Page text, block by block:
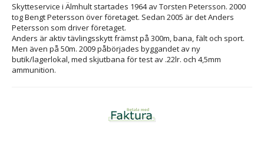
Skytteservice i Älmhult startades 1964 av Torsten Petersson. 2000
tog Bengt Petersson över företaget. Sedan 2005 är det Anders
Petersson som driver företaget.
Anders är aktiv tävlingsskytt främst på 300m, bana, fält och sport.
Men även på 50m. 2009 påbörjades byggandet av ny
butik/lagerlokal, med skjutbana för test av .22lr. och 4,5mm
ammunition.